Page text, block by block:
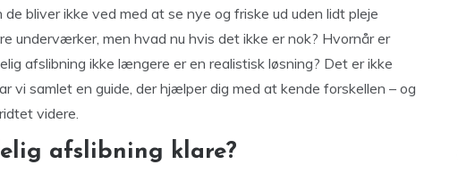
bliver ikke ved med at se nye og friske ud uden lidt pleje
underværker, men hvad nu hvis det ikke er nok? Hvornår er
afslibning ikke længere er en realistisk løsning? Det er ikke
vi samlet en guide, der hjælper dig med at kende forskellen – og
videre.
afslibning klare?